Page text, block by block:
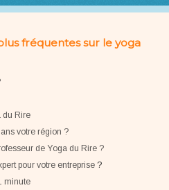
fréquentes sur le yoga
du Rire
votre région ?
de Yoga du Rire ?
pour votre entreprise?
minute